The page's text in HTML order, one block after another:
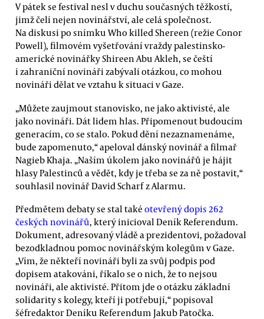
V pátek se festival nesl v duchu současných těžkostí,
jimž čelí nejen novinářství, ale celá společnost.
Na diskusi po snímku Who killed Shereen (režie Conor
Powell), filmovém vyšetřování vraždy palestinsko-
americké novinářky Shireen Abu Akleh, se čeští
i zahraniční novináři zabývali otázkou, co mohou
novináři dělat ve vztahu k situaci v Gaze.
„Můžete zaujmout stanovisko, ne jako aktivisté, ale
jako novináři. Dát lidem hlas. Připomenout budoucím
generacím, co se stalo. Pokud dění nezaznamenáme,
bude zapomenuto,“ apeloval dánský novinář a filmař
Nagieb Khaja. „Naším úkolem jako novinářů je hájit
hlasy Palestinců a vědět, kdy je třeba se za ně postavit,“
souhlasil novinář David Scharf z Alarmu.
Předmětem debaty se stal také otevřený dopis 262
českých novinářů, který inicioval Deník Referendum.
Dokument, adresovaný vládě a prezidentovi, požadoval
bezodkladnou pomoc novinářským kolegům v Gaze.
„Vím, že někteří novináři byli za svůj podpis pod
dopisem atakováni, říkalo se o nich, že to nejsou
novináři, ale aktivisté. Přitom jde o otázku základní
solidarity s kolegy, kteří ji potřebují,“ popisoval
šéfredaktor Deníku Referendum Jakub Patočka.